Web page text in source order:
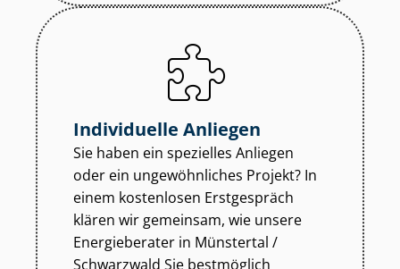
Individuelle Anliegen
Sie haben ein spezielles Anliegen
oder ein ungewöhnliches Projekt? In
einem kostenlosen Erstgespräch
klären wir gemeinsam, wie unsere
Energieberater in Münstertal /
Schwarzwald Sie bestmöglich